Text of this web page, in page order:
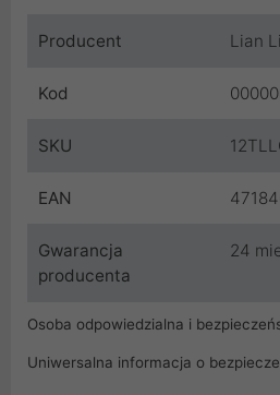
Producent Lian Li
Kod
SKU
EAN
Gwarancja
producenta
24
Osoba odpowiedzialna i
Uniwersalna informacja o